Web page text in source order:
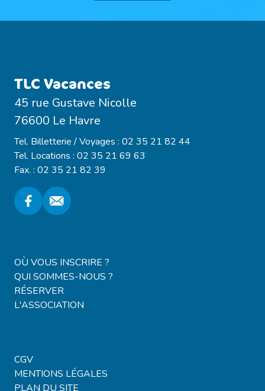
TLC Vacances
45 rue Gustave Nicolle
76600 Le Havre
Tel. Billetterie / Voyages : 02 35 21 82 44
Tel. Locations : 02 35 21 69 63
Fax. : 02 35 21 82 39
OÙ VOUS INSCRIRE ?
QUI SOMMES-NOUS ?
RÉSERVER
L'ASSOCIATION
CGV
MENTIONS LÉGALES
PLAN DU SITE